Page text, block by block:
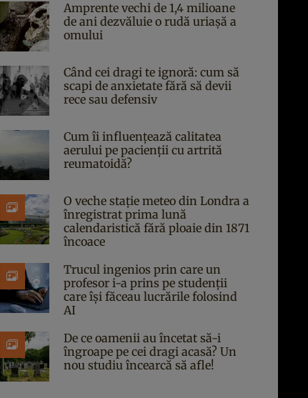
Amprente vechi de 1,4 milioane
de ani dezvăluie o rudă uriașă a
omului
Când cei dragi te ignoră: cum să
scapi de anxietate fără să devii
rece sau defensiv
Cum îi influențează calitatea
aerului pe pacienții cu artrită
reumatoidă?
O veche stație meteo din Londra a
înregistrat prima lună
calendaristică fără ploaie din 1871
încoace
Trucul ingenios prin care un
profesor i-a prins pe studenții
care își făceau lucrările folosind
AI
De ce oamenii au încetat să-i
îngroape pe cei dragi acasă? Un
nou studiu încearcă să afle!